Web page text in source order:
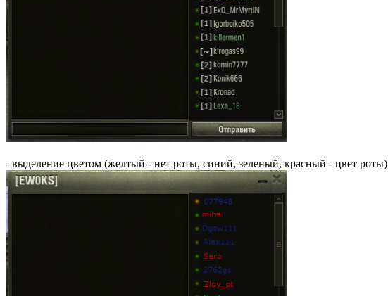
- выделение цветом (желтый - нет роты, синий, зеленый, красный - цвет роты)